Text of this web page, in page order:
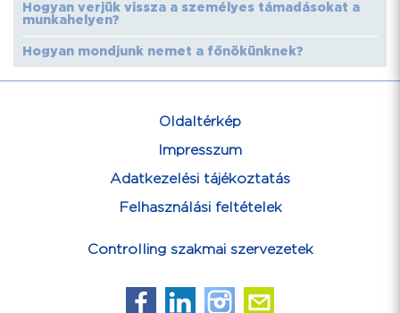
Hogyan verjük vissza a személyes támadásokat a
munkahelyen?
Hogyan mondjunk nemet a főnökünknek?
Oldaltérkép
Impresszum
Adatkezelési tájékoztatás
Felhasználási feltételek
Controlling szakmai szervezetek